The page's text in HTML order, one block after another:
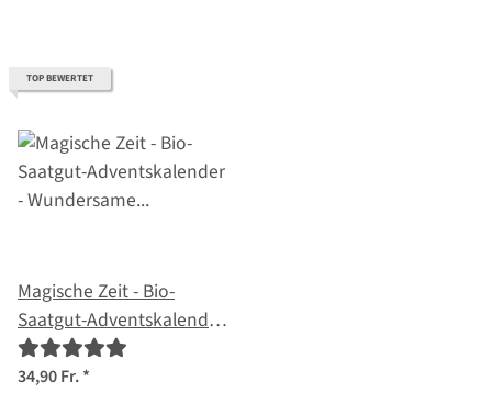
TOP BEWERTET
Magische Zeit - Bio-
Saatgut-Adventskalender
- Wundersame
Kräuterwelt
34,90 Fr.*